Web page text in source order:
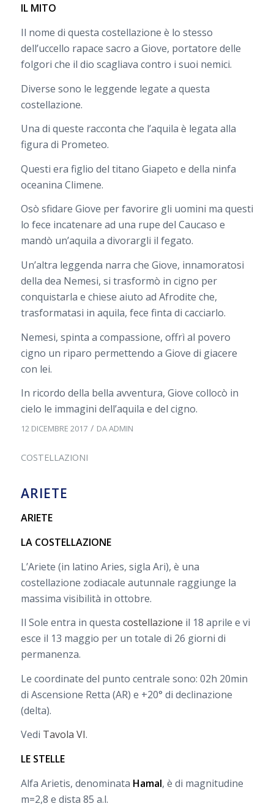
IL MITO
Il nome di questa costellazione è lo stesso
dell’uccello rapace sacro a Giove, portatore delle
folgori che il dio scagliava contro i suoi nemici.
Diverse sono le leggende legate a questa
costellazione.
Una di queste racconta che l’aquila è legata alla
figura di Prometeo.
Questi era figlio del titano Giapeto e della ninfa
oceanina Climene.
Osò sfidare Giove per favorire gli uomini ma questi
lo fece incatenare ad una rupe del Caucaso e
mandò un’aquila a divorargli il fegato.
Un’altra leggenda narra che Giove, innamoratosi
della dea Nemesi, si trasformò in cigno per
conquistarla e chiese aiuto ad Afrodite che,
trasformatasi in aquila, fece finta di cacciarlo.
Nemesi, spinta a compassione, offrì al povero
cigno un riparo permettendo a Giove di giacere
con lei.
In ricordo della bella avventura, Giove collocò in
cielo le immagini dell’aquila e del cigno.
12 DICEMBRE 2017 / DAADMIN
COSTELLAZIONI
ARIETE
ARIETE
LA COSTELLAZIONE
L’Ariete (in latino Aries, sigla Ari), è una
costellazione zodiacale autunnale raggiunge la
massima visibilità in ottobre.
Il Sole entra in questa costellazione il 18 aprile e vi
esce il 13 maggio per un totale di 26 giorni di
permanenza.
Le coordinate del punto centrale sono: 02h 20min
di Ascensione Retta (AR) e +20° di declinazione
(delta).
Vedi Tavola VI.
LE STELLE
Alfa Arietis, denominata Hamal, è di magnitudine
m=2,8 e dista 85 a.l.